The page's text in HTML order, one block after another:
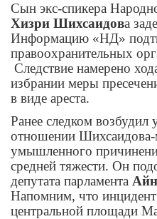
Сын экс-спикера
Хизри Шихсаидова
Информацию «НД»
правоохранительных
Следствие намерено
избрании меры
в виде ареста.
Ранее следком возбудил
отношении
умышленного
средней тяжести. Он
депутата парламента
Напомним, что
центральной площади